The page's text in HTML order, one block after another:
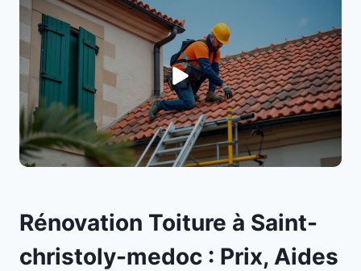
Rénovation Toiture à Saint-
christoly-medoc : Prix, Aides